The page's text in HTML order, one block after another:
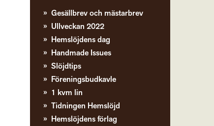
Gesällbrev och mästarbrev
Ullveckan 2022
Hemslöjdens dag
Handmade Issues
Slöjdtips
Föreningsbudkavle
1 kvm lin
Tidningen Hemslöjd
Hemslöjdens förlag